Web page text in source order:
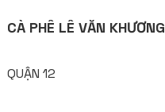
CÀ PHÊ LÊ VĂN KHƯƠNG
QUẬN 12